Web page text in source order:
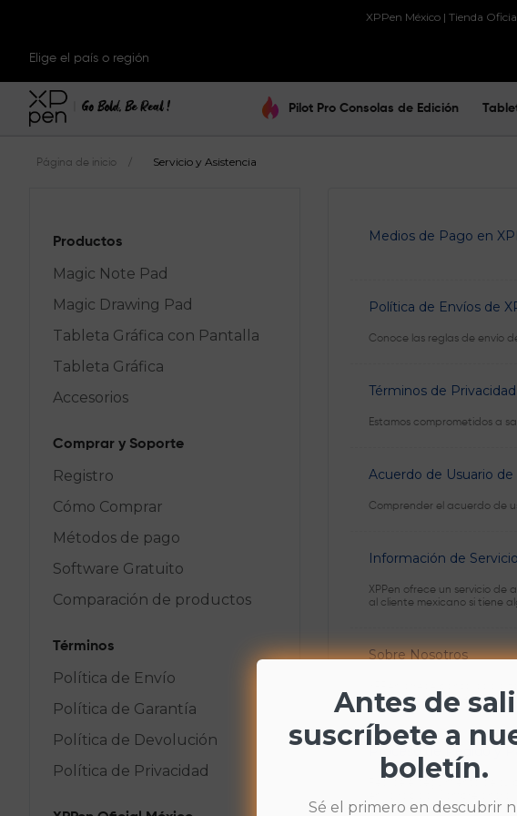
XPPen México | Tienda
Elige el país o región
Pilot Pro Consolas de Edición
Página de inicio / Servicio y Asistencia
Productos
Magic Note Pad
Magic Drawing Pad
Tableta Gráfica con Pantalla
Tableta Gráfica
Accesorios
Comprar y Soporte
Registro
Cómo Comprar
Métodos de pago
Software Gratuito
Comparación de productos
Términos
Política de Envío
Política de Garantía
Política de Devolución
Política de Privacidad
Medios de Pago en
Política de Envíos de
Conoce las reglas de envío
Términos de Privacidad
Estamos comprometidos a
Acuerdo de Usuario de
Comprender el acuerdo de
Información de
XPPen ofrece un servicio
al cliente mexicano si tiene
Sobre Nosotros
XPPen ofrece pantallas
de crear nuevas ideas.
Realice el seguimiento de
envío rápido. Compre
Antes de
suscríbete a
boletín.
Sé el primero en descubrir